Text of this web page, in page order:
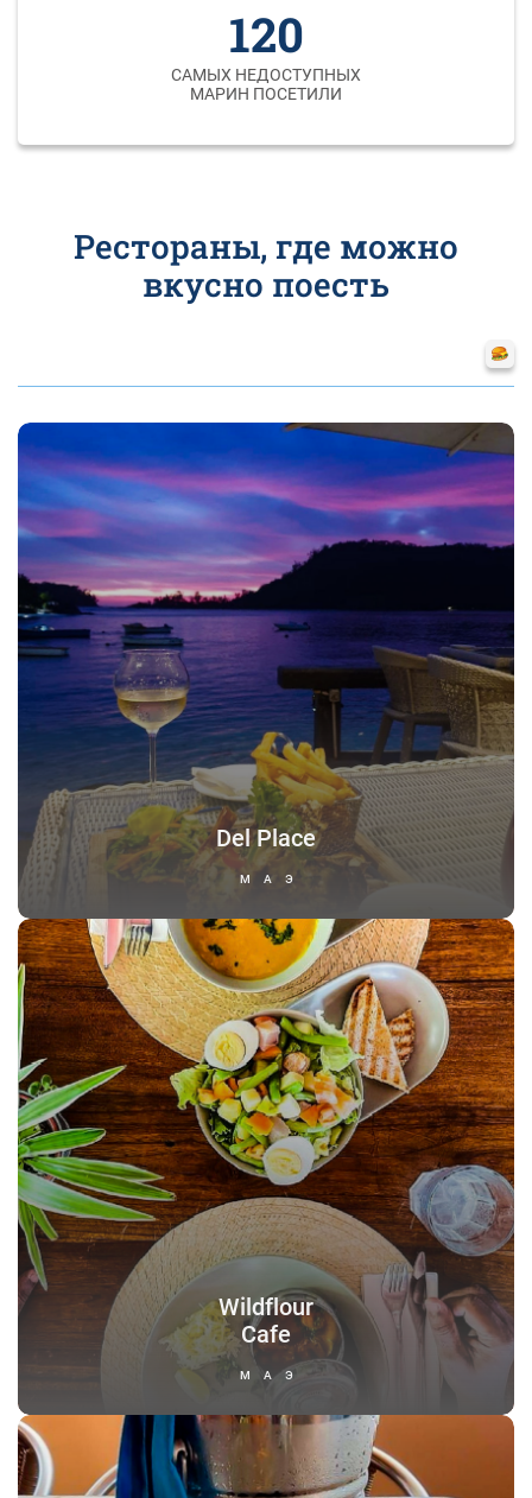
120
САМЫХ НЕДОСТУПНЫХ
МАРИН ПОСЕТИЛИ
Рестораны, где можно
вкусно поесть
Del Place
МАЭ
Wildflour
Cafe
МАЭ